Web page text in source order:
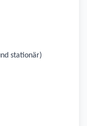
stationär)